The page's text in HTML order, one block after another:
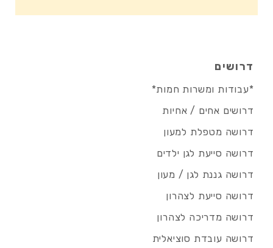
דרושים
*עבודות ומשרות חמות*
דרושים אחים / אחיות
דרושה מטפלת למעון
דרושה סייעת לגן ילדים
דרושה גננת לגן / מעון
דרושה סייעת לצהרון
דרושה מדריכה לצהרון
דרושה עובדת סוציאלית